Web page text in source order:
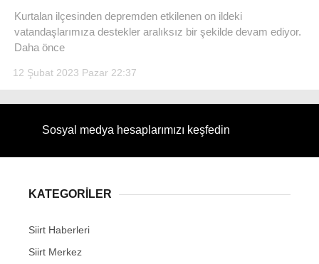
NÖBETÇI ECZANELER
Kurtalan ilçesinden depremden etkilenen on ildeki
vatandaşlarımıza destekler aralıksız bir şekilde devam ediyor.
Daha önce
12 Şubat 2023 Pazar 22:37
Sosyal medya hesaplarımızı keşfedin
KATEGORİLER
Siirt Haberleri
Siirt Merkez